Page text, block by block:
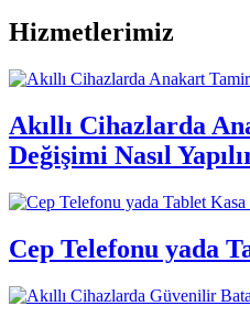
Hizmetlerimiz
Akıllı Cihazlarda
Değişimi Nasıl
Cep Telefonu yada